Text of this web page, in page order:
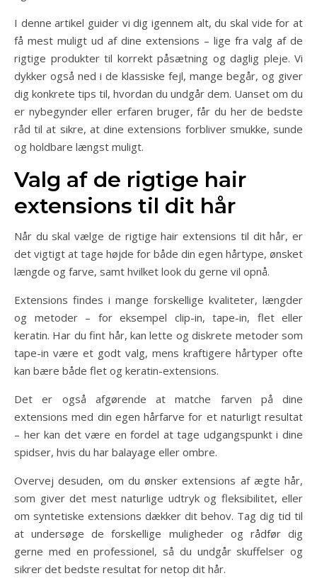
I denne artikel guider vi dig igennem alt, du skal vide for at
få mest muligt ud af dine extensions – lige fra valg af de
rigtige produkter til korrekt påsætning og daglig pleje. Vi
dykker også ned i de klassiske fejl, mange begår, og giver
dig konkrete tips til, hvordan du undgår dem. Uanset om du
er nybegynder eller erfaren bruger, får du her de bedste
råd til at sikre, at dine extensions forbliver smukke, sunde
og holdbare længst muligt.
Valg af de rigtige hair
extensions til dit hår
Når du skal vælge de rigtige hair extensions til dit hår, er
det vigtigt at tage højde for både din egen hårtype, ønsket
længde og farve, samt hvilket look du gerne vil opnå.
Extensions findes i mange forskellige kvaliteter, længder
og metoder – for eksempel clip-in, tape-in, flet eller
keratin. Har du fint hår, kan lette og diskrete metoder som
tape-in være et godt valg, mens kraftigere hårtyper ofte
kan bære både flet og keratin-extensions.
Det er også afgørende at matche farven på dine
extensions med din egen hårfarve for et naturligt resultat
– her kan det være en fordel at tage udgangspunkt i dine
spidser, hvis du har balayage eller ombre.
Overvej desuden, om du ønsker extensions af ægte hår,
som giver det mest naturlige udtryk og fleksibilitet, eller
om syntetiske extensions dækker dit behov. Tag dig tid til
at undersøge de forskellige muligheder og rådfør dig
gerne med en professionel, så du undgår skuffelser og
sikrer det bedste resultat for netop dit hår.